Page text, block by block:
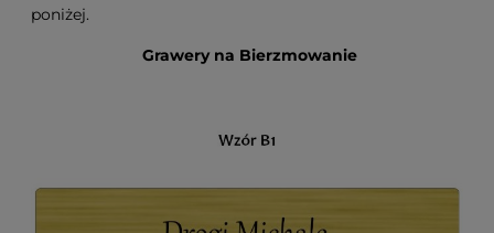
poniżej.
Grawery na Bierzmowanie